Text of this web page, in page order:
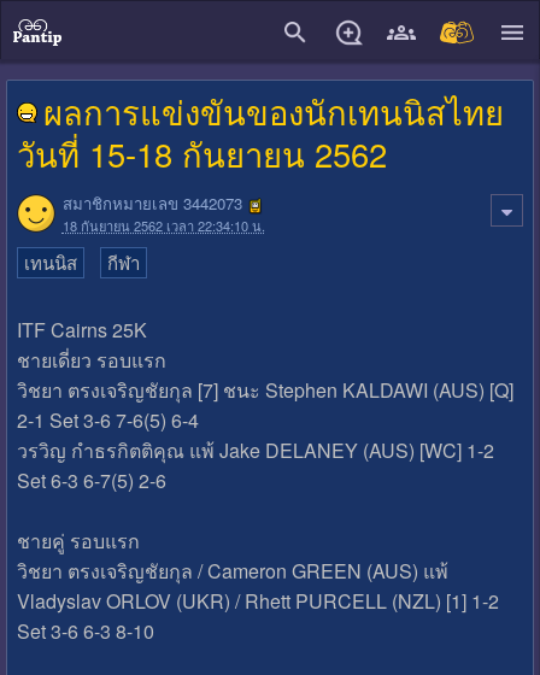
ผลการแข่งขันของนักเทนนิสไทย
วันที่ 15-18 กันยายน 2562
สมาชิกหมายเลข 3442073
18 กันยายน 2562 เวลา 22:34:10 น.
เทนนิส กีฬา
ITF Cairns 25K
ชายเดี่ยว รอบแรก
วิชยา ตรงเจริญชัยกุล [7] ชนะ Stephen KALDAWI (AUS) [Q]
2-1 Set 3-6 7-6(5) 6-4
วรวิญ กำธรกิตติคุณ แพ้ Jake DELANEY (AUS) [WC] 1-2
Set 6-3 6-7(5) 2-6
ชายคู่ รอบแรก
วิชยา ตรงเจริญชัยกุล / Cameron GREEN (AUS) แพ้
Vladyslav ORLOV (UKR) / Rhett PURCELL (NZL) [1] 1-2
Set 3-6 6-3 8-10
close